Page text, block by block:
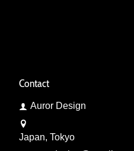
Contact
Auror Design
Japan, Tokyo